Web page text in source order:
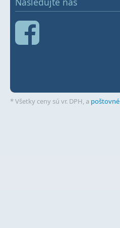
* Všetky ceny sú vr. DPH, a poštovné